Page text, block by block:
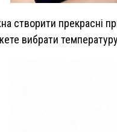
прекрасні
вибрати